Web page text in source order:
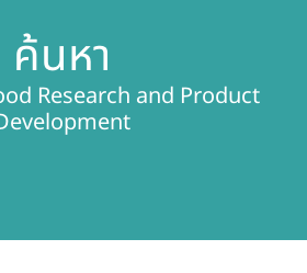
ะนวัตกรรม
ำหน่าย
ค้นหา
Research and Product